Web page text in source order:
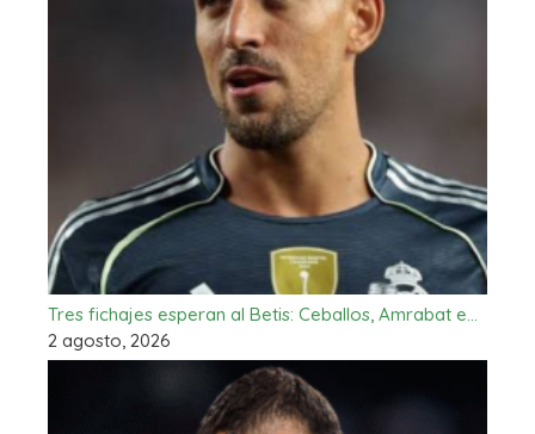
Tres fichajes esperan al Betis: Ceballos, Amrabat e…
2 agosto, 2026